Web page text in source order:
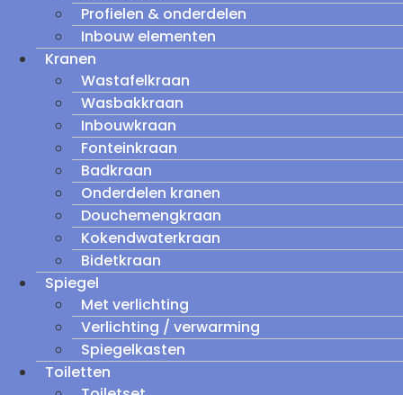
Profielen & onderdelen
Inbouw elementen
Kranen
Wastafelkraan
Wasbakkraan
Inbouwkraan
Fonteinkraan
Badkraan
Onderdelen kranen
Douchemengkraan
Kokendwaterkraan
Bidetkraan
Spiegel
Met verlichting
Verlichting / verwarming
Spiegelkasten
Toiletten